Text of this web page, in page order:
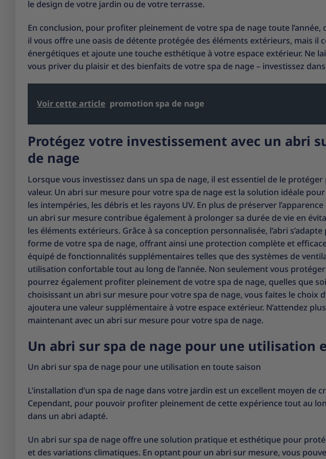
le design de votre jardin ou de votre terrasse.
En conclusion, pour profiter pleinement de votre spa de nage toute
il vous offre une oasis de détente protégée des éléments extérieurs, mais il
énergétiques et ajoute une touche esthétique à votre espace extérieur. Ne
vous priver du plaisir et des bienfaits de votre spa de nage – investissez
Voir cette article promotion spa de nage
Protégez votre investissement avec un abri
de nage
Lorsque vous investissez dans un spa de nage, il est essentiel de le
valeur. Un abri sur mesure pour votre spa de nage est la solution idéale
les intempéries, les débris et les rayons UV. En plus de préserver
un abri sur mesure contribue également à prolonger sa durée de vie en
les éléments extérieurs. Grâce à sa conception personnalisée, l’abri
forme de votre spa de nage, offrant ainsi une protection complète et
équipé de fonctionnalités supplémentaires telles que des systèmes de
utilisation confortable tout au long de l’année. Non seulement vous
pourrez également profiter pleinement de votre spa de nage, quelles que
choisissant un abri sur mesure pour votre spa de nage, vous faites le choix
ajoutera une valeur supplémentaire à votre espace extérieur. N’attendez
maintenant avec un abri sur mesure pour votre spa de nage.
Un abri sur spa de nage pour une utilisation
Un abri sur spa de nage pour une utilisation en toute saison
L’installation d’un spa de nage dans votre jardin est un excellent moyen de
Cependant, pour pouvoir profiter pleinement de cette expérience tout au
dans un abri adapté.
Un abri sur spa de nage offre une solution pratique et esthétique pour
et des variations climatiques. En optant pour un abri sur mesure, vous